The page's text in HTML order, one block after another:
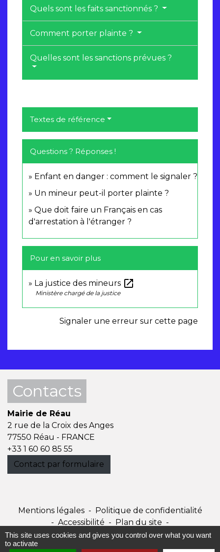
Quels sont les faits sanctionnés ?
Comment porter plainte ?
Quelles sont les sanctions prévues ?
Textes de référence
Questions ? Réponses !
Enfant en danger : comment le signaler ?
Un mineur peut-il porter plainte ?
Que doit faire un Français en cas
d'arrestation à l'étranger ?
Pour en savoir plus
La justice des mineurs open_in_new
Ministère chargé de la justice
Signaler une erreur sur cette page
Contacts
Mairie de Réau
2 rue de la Croix des Anges
77550 Réau - FRANCE
+33 1 60 60 85 55
Contact par formulaire
Mentions légales -
Politique de confidentialité
- Accessibilité - Plan du site -
Gestion des cookies
This site uses cookies and gives you control over what you want
to activate